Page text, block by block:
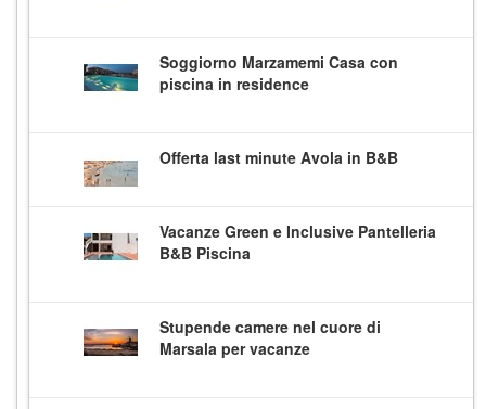
Soggiorno Marzamemi Casa con
piscina in residence
Offerta last minute Avola in B&B
Vacanze Green e Inclusive Pantelleria
B&B Piscina
Stupende camere nel cuore di
Marsala per vacanze